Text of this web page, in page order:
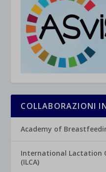
COLLABORAZIONI
Academy of
International Lactation
(ILCA)